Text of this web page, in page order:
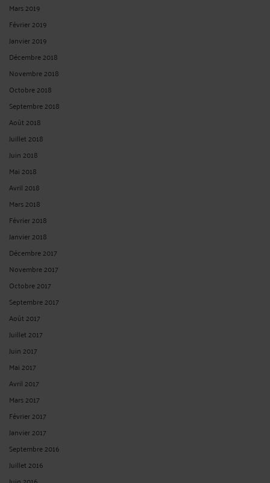
Mars 2019
Février 2019
Janvier 2019
Décembre 2018
Novembre 2018
Octobre 2018
Septembre 2018
Août 2018
Juillet 2018
Juin 2018
Mai 2018
Avril 2018
Mars 2018
Février 2018
Janvier 2018
Décembre 2017
Novembre 2017
Octobre 2017
Septembre 2017
Août 2017
Juillet 2017
Juin 2017
Mai 2017
Avril 2017
Mars 2017
Février 2017
Janvier 2017
Septembre 2016
Juillet 2016